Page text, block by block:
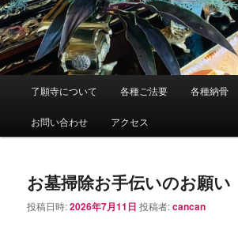
了願寺について 各種ご法要 各種納骨
お問い合わせ アクセス
お墓掃除お手伝いのお願い
投稿日時:2026年7月11日 投稿者:cancan